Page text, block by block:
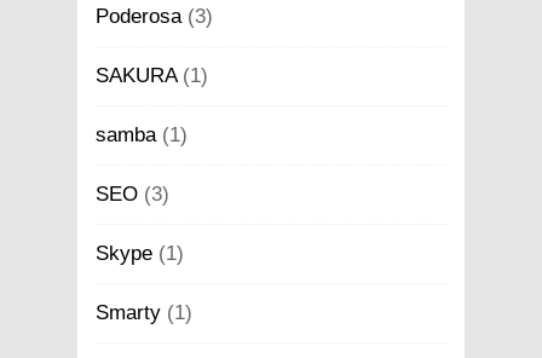
Poderosa(3)
SAKURA(1)
samba(1)
SEO (3)
Skype (1)
Smarty (1)